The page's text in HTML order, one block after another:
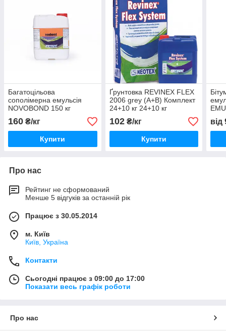
Багатоцільова
сополімерна емульсія
NOVOBOND 150 кг
160 ₴/кг
Купити
Ґрунтовка REVINEX FLEX
2006 grey (A+B) Комплект
24+10 кг 24+10 кг
102₴/кг
Купити
від
Про нас
Рейтинг не сформований
Менше 5 відгуків за останній рік
Працює з 30.05.2014
м. Київ
Київ, Україна
Контакти
Сьогодні працює з 09:00 до 17:00
Показати весь графік роботи
Про нас